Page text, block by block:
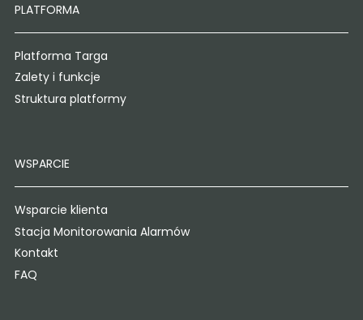
PLATFORMA
Platforma Targa
Zalety i funkcje
Struktura platformy
WSPARCIE
Wsparcie klienta
Stacja Monitorowania Alarmów
Kontakt
FAQ